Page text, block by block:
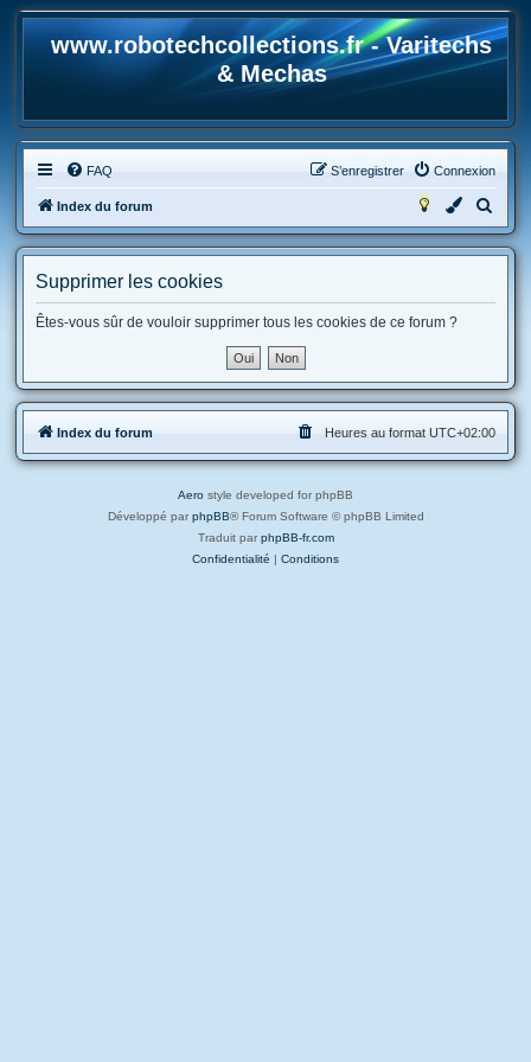
www.robotechcollections.fr - Varitechs
& Mechas
FAQ Connexion
S’enregistrer
Index du forum
e
h
e
r
Supprimer les cookies
Êtes-vous sûr de vouloir supprimer tous les cookies de ce forum ?
Index du forum Heures au format UTC+02:00
Aero style developed for phpBB
Développé par phpBB® Forum Software © phpBB Limited
Traduit par phpBB-fr.com
Confidentialité | Conditions